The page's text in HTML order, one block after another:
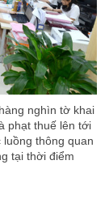
nghìn tờ khai
phạt thuế lên tới
luồng thông quan
tại thời điểm